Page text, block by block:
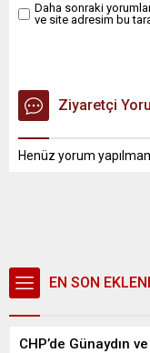
Daha sonraki
ve site adresim bu
Ziyaretçi
Henüz yorum
EN SON
CHP’de Günaydın